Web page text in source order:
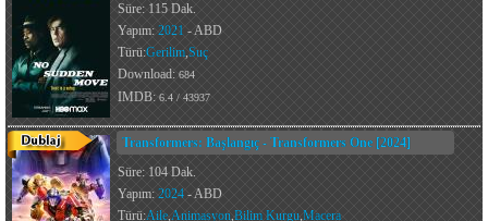
Süre: 115 Dak.
Yapım: 2021 - ABD
Türü:Gerilim,Suç
Download: 684
IMDB: 6.4 / 43937
Transformers: Başlangıç - Transformers One [2024]
Süre: 104 Dak.
Yapım: 2024 - ABD
Türü:Aile,Animasyon,Bilim Kurgu,Macera